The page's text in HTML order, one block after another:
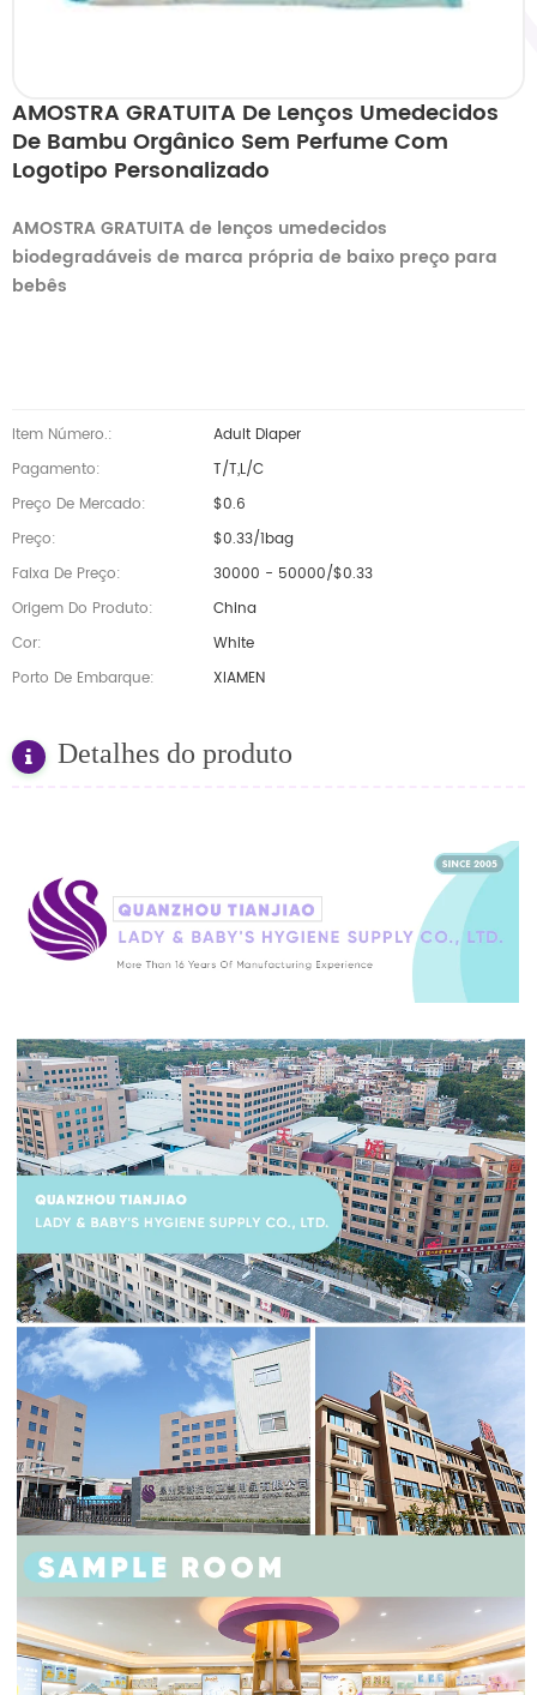
AMOSTRA GRATUITA De Lenços Umedecidos
De Bambu Orgânico Sem Perfume Com
Logotipo Personalizado
AMOSTRA GRATUITA de lenços umedecidos
biodegradáveis ​​de marca própria de baixo preço para
bebês
Item Número.:
Adult Diaper
Pagamento:
T/T,L/C
Preço De Mercado:
$0.6
Preço:
$0.33/1bag
Faixa De Preço:
30000 - 50000/$0.33
Origem Do Produto:
China
Cor:
White
Porto De Embarque:
XIAMEN
Detalhes do produto